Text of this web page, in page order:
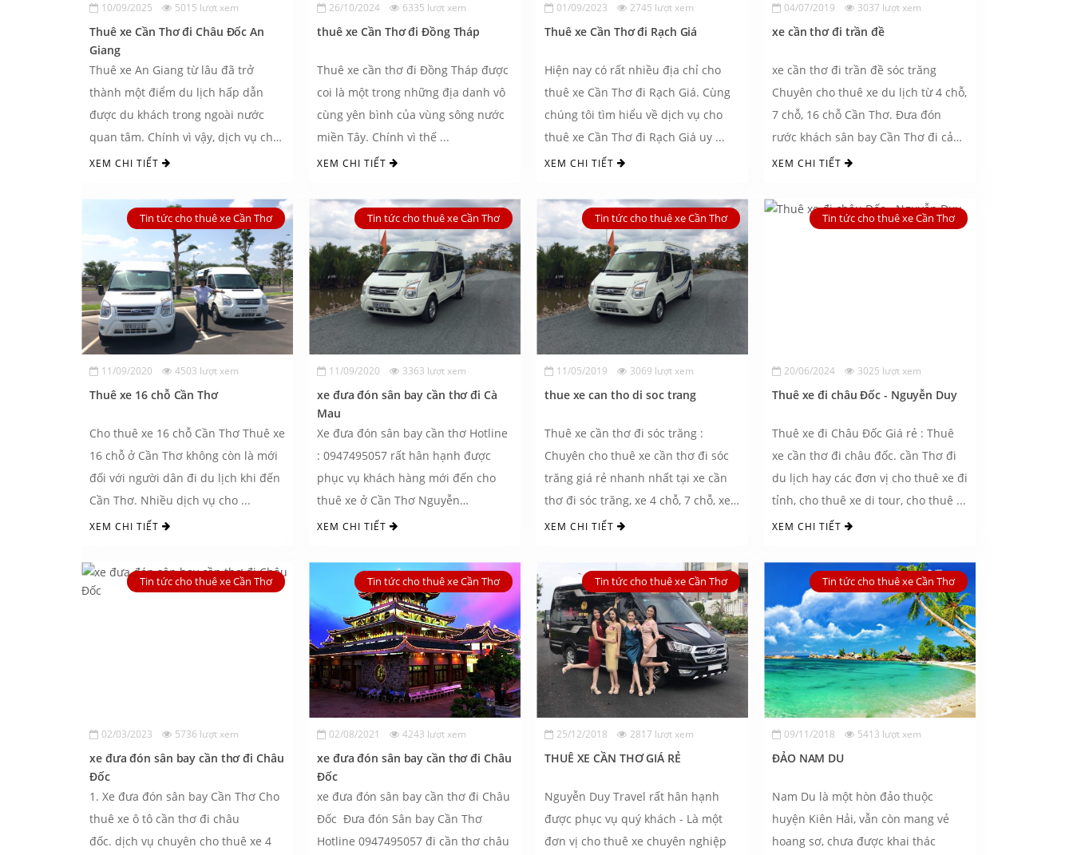
10/09/2025 5015 lượt xem
Thuê xe Cần Thơ đi Châu Đốc An
Giang
Thuê xe An Giang từ lâu đã trở
thành một điểm du lịch hấp dẫn
được du khách trong ngoài nước
quan tâm. Chính vì vậy, dịch vụ cho
thuê xe ...
XEM CHI TIẾT
26/10/2024 6335 lượt xem
thuê xe Cần Thơ đi Đồng Tháp
Thuê xe cần thơ đi Đồng Tháp được
coi là một trong những địa danh vô
cùng yên bình của vùng sông nước
miền Tây. Chính vì thế ...
XEM CHI TIẾT
01/09/2023 2745 lượt xem
Thuê xe Cần Thơ đi Rạch Giá
Hiện nay có rất nhiều địa chỉ cho
thuê xe Cần Thơ đi Rạch Giá. Cùng
chúng tôi tìm hiểu về dịch vụ cho
thuê xe Cần Thơ đi Rạch Giá uy ...
XEM CHI TIẾT
04/07/2019 3037 lượt xem
xe cần thơ đi trần đề
xe cần thơ đi trần đề sóc trăng
Chuyên cho thuê xe du lịch từ 4 chỗ,
7 chỗ, 16 chỗ Cần Thơ. Đưa đón
rước khách sân bay Cần Thơ đi cảng
trần đề ...
XEM CHI TIẾT
Tin tức cho thuê xe Cần Thơ
11/09/2020 4503 lượt xem
Thuê xe 16 chỗ Cần Thơ
Cho thuê xe 16 chỗ Cần Thơ Thuê xe
16 chỗ ở Cần Thơ không còn là mới
đối với người dân đi du lịch khi đến
Cần Thơ. Nhiều dịch vụ cho ...
XEM CHI TIẾT
Tin tức cho thuê xe Cần Thơ
11/09/2020 3363 lượt xem
xe đưa đón sân bay cần thơ đi Cà
Mau
Xe đưa đón sân bay cần thơ Hotline
: 0947495057 rất hân hạnh được
phục vụ khách hàng mới đến cho
thuê xe ở Cần Thơ Nguyễn
Duy. Chuyên cho ...
XEM CHI TIẾT
Tin tức cho thuê xe Cần Thơ
11/05/2019 3069 lượt xem
thue xe can tho di soc trang
Thuê xe cần thơ đi sóc trăng :
Chuyên cho thuê xe cần thơ đi sóc
trăng giá rẻ nhanh nhất tại xe cần
thơ đi sóc trăng, xe 4 chỗ, 7 chỗ, xe
16 chỗ đi từ ...
XEM CHI TIẾT
Tin tức cho thuê xe Cần Thơ
20/06/2024 3025 lượt xem
Thuê xe đi châu Đốc - Nguyễn Duy
Thuê xe đi Châu Đốc Giá rẻ : Thuê
xe cần thơ đi châu đốc. cần Thơ đi
du lịch hay các đơn vị cho thuê xe đi
tỉnh, cho thuê xe di tour, cho thuê ...
XEM CHI TIẾT
Tin tức cho thuê xe Cần Thơ
02/03/2023 5736 lượt xem
xe đưa đón sân bay cần thơ đi Châu
Đốc
1. Xe đưa đón sân bay Cần Thơ Cho
thuê xe ô tô cần thơ đi châu
đốc. dịch vụ chuyên cho thuê xe 4
Tin tức cho thuê xe Cần Thơ
02/08/2021 4243 lượt xem
xe đưa đón sân bay cần thơ đi Châu
Đốc
xe đưa đón sân bay cần thơ đi Châu
Đốc Đưa đón Sân bay Cần Thơ
Hotline 0947495057 đi cần thơ châu
Tin tức cho thuê xe Cần Thơ
25/12/2018 2817 lượt xem
THUÊ XE CẦN THƠ GIÁ RẺ
Nguyễn Duy Travel rất hân hạnh
được phục vụ quý khách - Là một
đơn vị cho thuê xe chuyên nghiệp
Tin tức cho thuê xe Cần Thơ
09/11/2018 5413 lượt xem
ĐẢO NAM DU
Nam Du là một hòn đảo thuộc
huyện Kiên Hải, vẫn còn mang vẻ
hoang sơ, chưa được khai thác